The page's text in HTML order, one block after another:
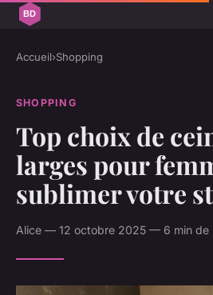
Accueil›Shopping
SHOPPING
Top choix de
larges pour
sublimer votre
Alice — 12 octobre 2025 — 6 min de